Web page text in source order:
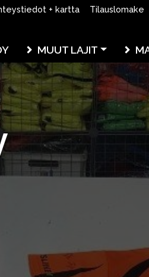
+ kartta Tilauslomake
MUUT LAJIT